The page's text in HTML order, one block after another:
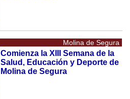
Molina de Segura
Comienza la XIII Semana de la
Salud, Educación y Deporte de
Molina de Segura